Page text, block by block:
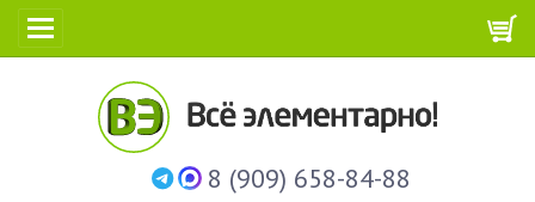
8 (909) 658-84-88